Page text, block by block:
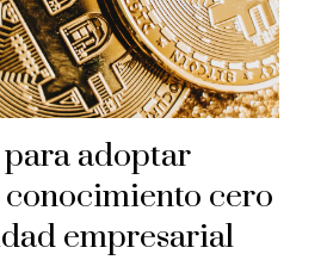
adoptar
cero
empresarial